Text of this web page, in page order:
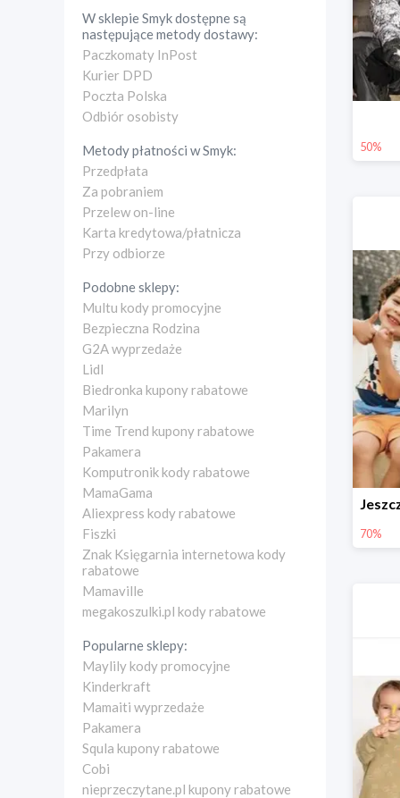
W sklepieSmykdostępne są
następujące metody dostawy:
Paczkomaty InPost
Kurier DPD
Poczta Polska
Odbiór osobisty
Metody płatności wSmyk:
Przedpłata
Za pobraniem
Przelew on-line
Karta kredytowa/płatnicza
Przy odbiorze
Podobne sklepy:
Multu kody promocyjne
Bezpieczna Rodzina
G2A wyprzedaże
Lidl
Biedronka kupony rabatowe
Marilyn
Time Trend kupony rabatowe
Pakamera
Komputronik kody rabatowe
MamaGama
Aliexpress kody rabatowe
Fiszki
Znak Księgarnia internetowa kody
rabatowe
Mamaville
megakoszulki.pl kody rabatowe
Popularne sklepy:
Maylily kody promocyjne
Kinderkraft
Mamaiti wyprzedaże
Pakamera
Squla kupony rabatowe
Cobi
nieprzeczytane.pl kupony rabatowe
50%
70%